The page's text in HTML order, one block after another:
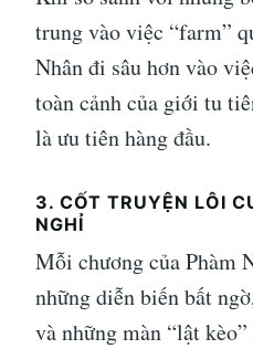
trung vào việc “farm”
Nhân đi sâu hơn vào
toàn cảnh của giới tu
là ưu tiên hàng đầu.
3. CỐT TRUYỆN LÔI
NGHỈ
Mỗi chương của Phàm
những diễn biến bất
và những màn “lật